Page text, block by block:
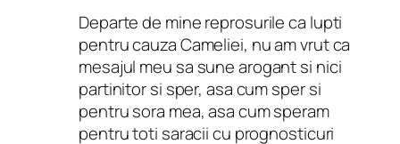
Departe de mine reprosurile ca lupti
pentru cauza Cameliei, nu am vrut ca
mesajul meu sa sune arogant si nici
partinitor si sper, asa cum sper si
pentru sora mea, asa cum speram
pentru toti saracii cu prognosticuri